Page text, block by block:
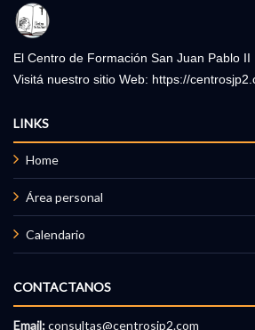
El Centro de Formación San Juan Pablo II
Visitá nuestro sitio Web: https://
LINKS
Home
Área personal
Calendario
CONTACTANOS
Email:consultas@centrosjp2.com